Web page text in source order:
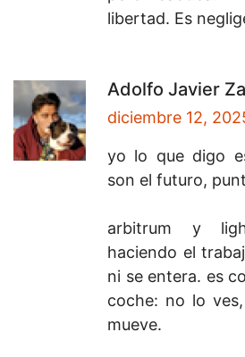
libertad. Es
Adolfo Javier
diciembre 12,
yo lo que digo
son el futuro,
arbitrum y
haciendo el
ni se entera. es
coche: no lo
mueve.